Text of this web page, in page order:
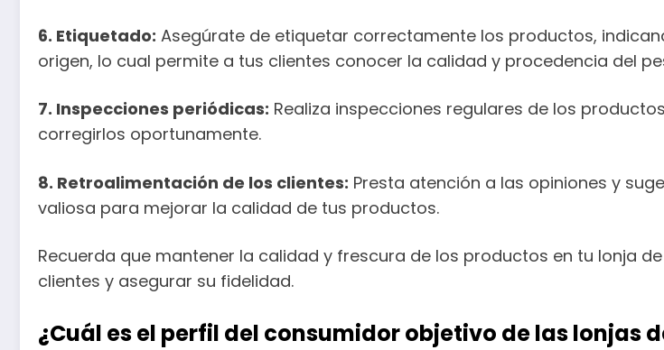
6. Etiquetado: Asegúrate de etiquetar correctamente los productos,
origen, lo cual permite a tus clientes conocer la calidad y procedencia del
7. Inspecciones periódicas: Realiza inspecciones regulares de los
corregirlos oportunamente.
8. Retroalimentación de los clientes: Presta atención a las opiniones y
valiosa para mejorar la calidad de tus productos.
Recuerda que mantener la calidad y frescura de los productos en tu lonja
clientes y asegurar su fidelidad.
¿Cuál es el perfil del consumidor objetivo de las lonjas